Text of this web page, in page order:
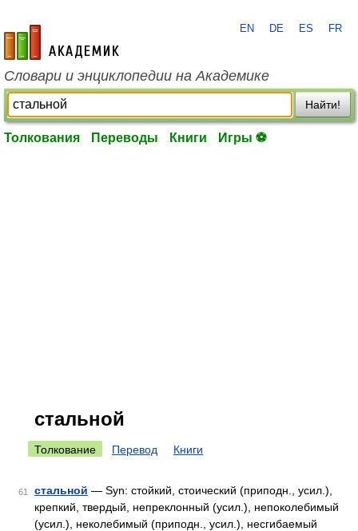
academic.ru
EN DE ES FR
Словари и энциклопедии на Академике
Найти!
Толкования Переводы Книги Игры ⚽
стальной
Толкование Перевод Книги
61 стальной — Syn: стойкий, стоический (приподн., усил.),
крепкий, твердый, непреклонный (усил.), непоколебимый
(усил.), неколебимый (приподн., усил.), несгибаемый